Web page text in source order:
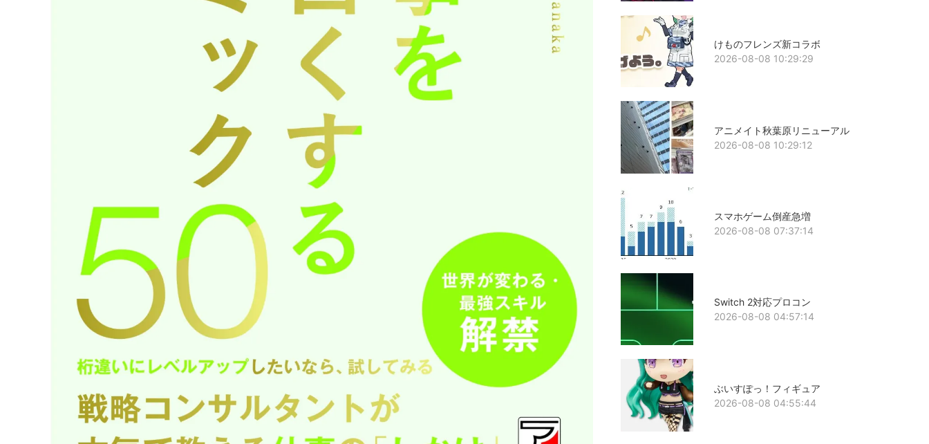
けものフレンズ新コラボ
2026-08-08 10:29:29
アニメイト秋葉原リニューアル
2026-08-08 10:29:12
スマホゲーム倒産急増
2026-08-08 07:37:14
Switch 2対応プロコン
2026-08-08 04:57:14
ぶいすぽっ！フィギュア
2026-08-08 04:55:44